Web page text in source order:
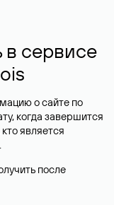
сервисе
о сайте по
когда завершится
является
после